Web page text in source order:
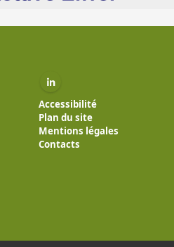
Linkedin ( nouvelle fenêtre)
Accessibilité
Plan du site
Mentions légales
Contacts